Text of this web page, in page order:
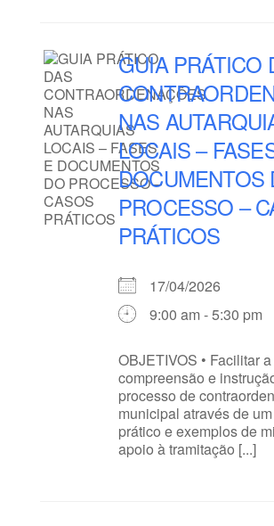
GUIA PRÁTICO
NAS
LOCAIS –
DOCUMENTOS
PROCESSO –
PRÁTICOS
17/04/2026
9:00 am - 5:30 pm
OBJETIVOS • Facilitar a
compreensão e
processo de
municipal através de
prático e exemplos de
apoio à tramitação [...]